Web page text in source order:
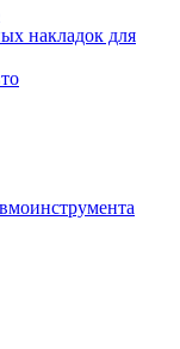
накладок для